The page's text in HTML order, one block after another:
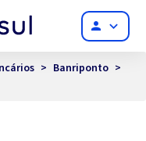
person
> Banriponto >